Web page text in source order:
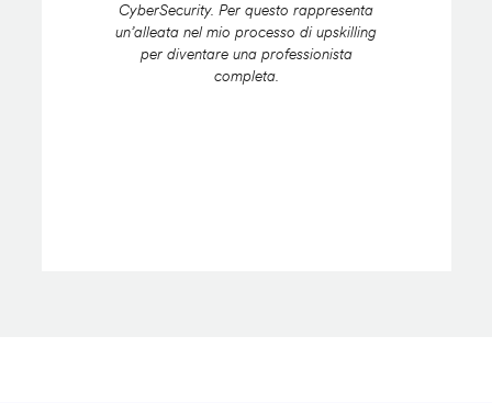
CyberSecurity. Per questo rappresenta
un’alleata nel mio processo di upskilling
per diventare una professionista
completa.